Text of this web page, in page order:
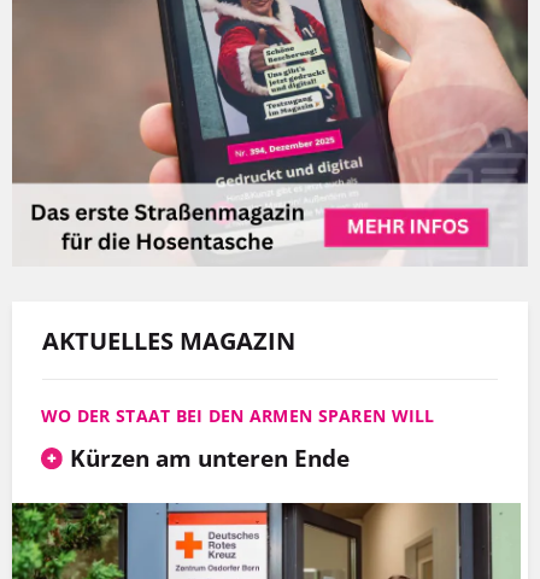
AKTUELLES MAGAZIN
WO DER STAAT BEI DEN ARMEN SPAREN WILL
Kürzen am unteren Ende